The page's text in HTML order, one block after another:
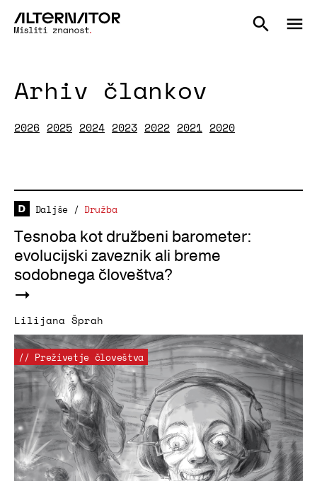
Arhiv člankov
2026 2025 2024 2023 2022 2021 2020
Daljše / Družba
Tesnoba kot družbeni barometer:
evolucijski zaveznik ali breme
sodobnega človeštva?
Lilijana Šprah
// Preživetje človeštva